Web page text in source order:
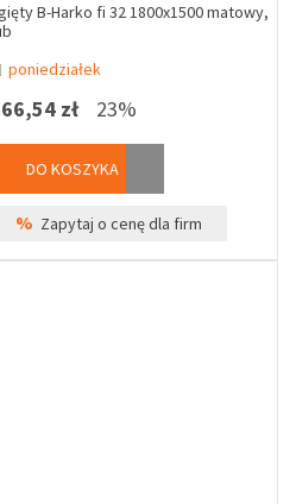
B-Harko fi 32 1800x1500 matowy,
poniedziałek
zł 23%
DO KOSZYKA
% Zapytaj o cenę dla firm